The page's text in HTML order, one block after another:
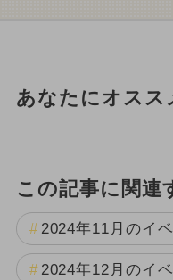
あなたにオスス
この記事に関連
2024年11月のイ
2024年12月のイ